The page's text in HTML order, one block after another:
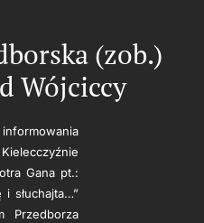
(zob.)
Wójciccy
Gana pt.:
słuchajta…”
Przedborza